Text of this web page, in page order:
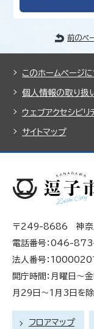
前のペ
このホームページ
個人情報の取り扱
ウェブアクセシビリ
サイトマップ
〒249-8686 神奈
電話番号：046-873-
法人番号：
開庁時間：月曜日～
月29日～1月3日を除
フロアマップ